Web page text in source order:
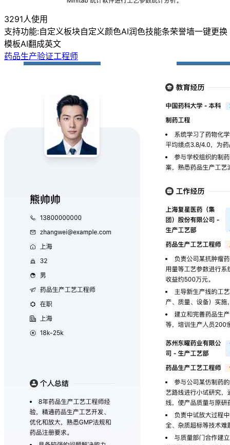
3291人使用
支持功能:自定义板块自定义颜色AI润色技能条荣誉墙一键更换
模板AI翻成英文
药品生产验证工程师